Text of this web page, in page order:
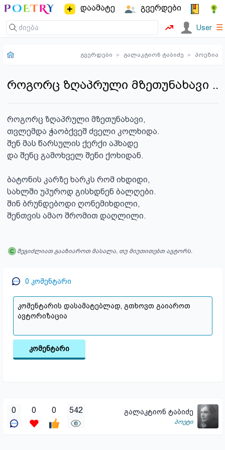
დაამატე გვერდები
User ☰
გვერდები ▸ გალაკტიონ ტაბიძე ▸ პოეზია
როგორც ზღაპრული მზეთუნახავი ..
როგორც ზღაპრული მზეთუნახავი,
თვლემდა ჭაობქვეშ ძველი კოლხიდა.
შენ მას წარსულის ქერქი აჰხადე
და შენც გამოხველ შენი ქოხიდან.
ბატონის კარზე ხარკს რომ იხდიდი,
სახლში უპუროდ გისხდნენ ბალღები.
შინ ბრუნდებოდი ღონემიხდილი,
შენთვის ამაო შრომით დაღლილი.
შეგიძლიათ გააზიაროთ მასალა, თუ მიუთითებთ ავტორს.
0 კომენტარი
კომენტარი
0 0 0 542 გალაკტიონ ტაბიძე
პოეტი